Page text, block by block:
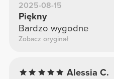
2025-08-15
Piękny
Bardzo wygodne
Zobacz oryginał
Alessia C.